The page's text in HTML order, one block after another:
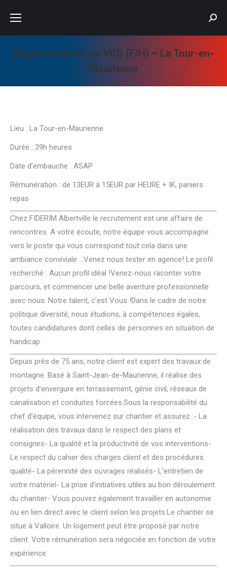
Maçon coffreur ou VRD (F/H) – La Tour-en-
Maurienne
Lieu : La Tour-en-Maurienne
Durée : 39h heures
Date d’embauche : ASAP
Rémunération : de 13EUR à 15EUR par HEURE + IK, paniers
repas
Chez FIDERIM Albertville le recrutement est une affaire de
rencontres. A votre écoute, notre équipe vous accompagne
vers le poste qui vous correspond tout cela dans une
ambiance conviviale …Venez nous tester en agence! Le profil
recherché : Aucun profil idéal !Venez-nous raconter votre
parcours, et commencer une belle aventure professionnelle
avec nous. Notre talent, c’est Vous !Dans le cadre de notre
politique diversité, nous étudions, à compétences égales,
toutes candidatures dont celles de personnes en situation de
handicap.
Depuis près de 75 ans, notre client est expert des travaux de
montagne. Basé à Saint-Jean-de-Maurienne, il réalise des
projets d’envergure en terrassement, génie civil, réseaux de
canalisation et conduites forcées.Sous la responsabilité du
chef d’équipe, vous intervenez sur chantier et assurez :- La
réalisation des travaux dans le respect des plans et
consignes- La qualité et la productivité de vos interventions-
Le respect du cahier des charges client et des procédures
qualité- La pérennité des ouvrages réalisés- L’entretien de
votre matériel- La prise d’initiatives utiles au bon déroulement
du chantier- Vous pouvez également travailler en autonomie
ou en lien direct avec le client selon les projets.Le chantier se
situe à Valloire. Un logement peut être proposé par notre
client. Votre rémunération sera négociée en fonction de votre
expérience.